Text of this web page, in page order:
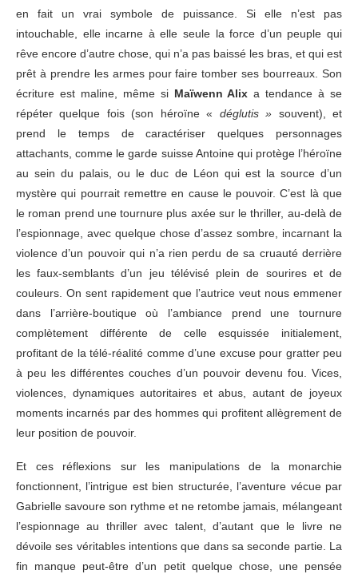
en fait un vrai symbole de puissance. Si elle n’est pas
intouchable, elle incarne à elle seule la force d’un peuple qui
rêve encore d’autre chose, qui n’a pas baissé les bras, et qui est
prêt à prendre les armes pour faire tomber ses bourreaux. Son
écriture est maline, même si Maïwenn Alix a tendance à se
répéter quelque fois (son héroïne « déglutis » souvent), et
prend le temps de caractériser quelques personnages
attachants, comme le garde suisse Antoine qui protège l’héroïne
au sein du palais, ou le duc de Léon qui est la source d’un
mystère qui pourrait remettre en cause le pouvoir. C’est là que
le roman prend une tournure plus axée sur le thriller, au-delà de
l’espionnage, avec quelque chose d’assez sombre, incarnant la
violence d’un pouvoir qui n’a rien perdu de sa cruauté derrière
les faux-semblants d’un jeu télévisé plein de sourires et de
couleurs. On sent rapidement que l’autrice veut nous emmener
dans l’arrière-boutique où l’ambiance prend une tournure
complètement différente de celle esquissée initialement,
profitant de la télé-réalité comme d’une excuse pour gratter peu
à peu les différentes couches d’un pouvoir devenu fou. Vices,
violences, dynamiques autoritaires et abus, autant de joyeux
moments incarnés par des hommes qui profitent allègrement de
leur position de pouvoir.
Et ces réflexions sur les manipulations de la monarchie
fonctionnent, l’intrigue est bien structurée, l’aventure vécue par
Gabrielle savoure son rythme et ne retombe jamais, mélangeant
l’espionnage au thriller avec talent, d’autant que le livre ne
dévoile ses véritables intentions que dans sa seconde partie. La
fin manque peut-être d’un petit quelque chose, une pensée